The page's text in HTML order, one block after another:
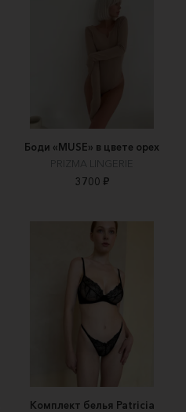
Боди «MUSE» в цвете орех
PRIZMA LINGERIE
3700 ₽
Комплект белья Patricia